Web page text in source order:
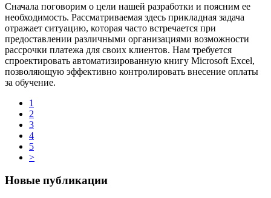
Сначала поговорим о цели нашей разработки и поясним ее
необходимость. Рассматриваемая здесь прикладная задача
отражает ситуацию, которая часто встречается при
предоставлении различными организациями возможности
рассрочки платежа для своих клиентов. Нам требуется
спроектировать автоматизированную книгу Microsoft Excel,
позволяющую эффективно контролировать внесение оплаты
за обучение.
1
2
3
4
5
>
Новые публикации